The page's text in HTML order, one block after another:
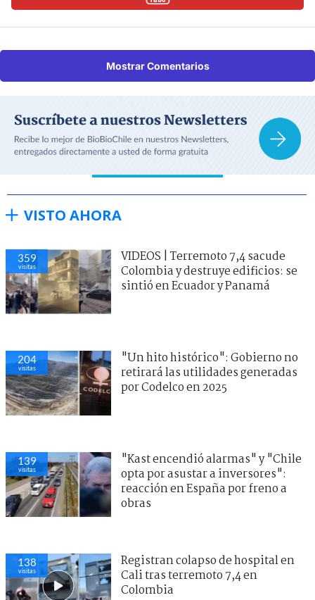
Mostrar Comentarios
VISTO AHORA
359
visitas
VIDEOS | Terremoto 7,4 sacude
Colombia y destruye edificios: se
sintió en Ecuador y Panamá
204
visitas
"Un hito histórico": Gobierno no
retirará las utilidades generadas
por Codelco en 2025
139
visitas
"Kast encendió alarmas" y "Chile
opta por asustar a inversores":
reacción en España por freno a
obras
138
visitas
Registran colapso de hospital en
Cali tras terremoto 7,4 en
Colombia